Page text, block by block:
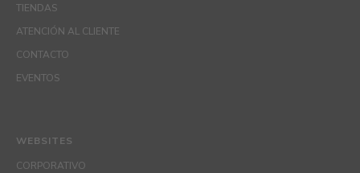
TIENDAS
ATENCIÓN AL CLIENTE
CONTACTO
EVENTOS
WEBSITES
CORPORATIVO